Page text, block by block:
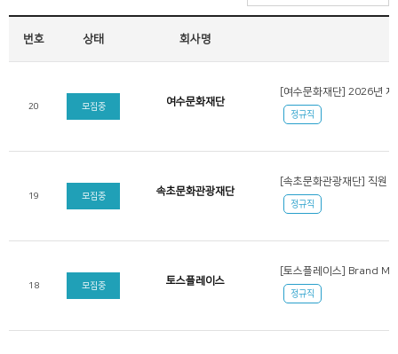
번호 상태 회사명
20 모집중 여수문화재단
정규직
19 모집중 속초문화관광재단
[속초문화관광재단] 직원
정규직
18 모집중 토스플레이스
[토스플레이스] Brand
정규직